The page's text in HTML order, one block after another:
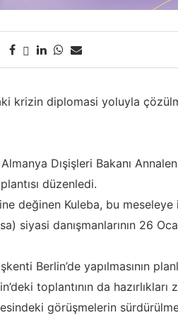
krizin diplomasi yoluyla
Dışişleri Bakanı
düzenledi.
değinen Kuleba, bu
siyasi danışmanlarının 26
Berlin’de yapılmasının
toplantının da
görüşmelerin